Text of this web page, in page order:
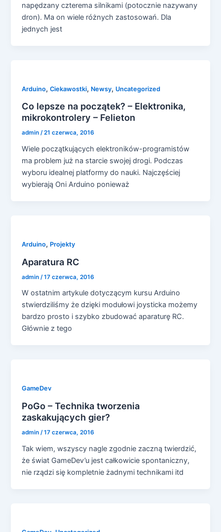
napędzany czterema silnikami (potocznie nazywany
dron). Ma on wiele różnych zastosowań. Dla
jednych jest
Arduino,Ciekawostki, Newsy, Uncategorized
Co lepsze na początek? – Elektronika,
mikrokontrolery – Felieton
admin/21 czerwca, 2016
Wiele początkujących elektroników-programistów
ma problem już na starcie swojej drogi. Podczas
wyboru idealnej platformy do nauki. Najczęściej
wybierają Oni Arduino ponieważ
Arduino, Projekty
Aparatura RC
admin /17 czerwca, 2016
W ostatnim artykule dotyczącym kursu Arduino
stwierdziliśmy że dzięki modułowi joysticka możemy
bardzo prosto i szybko zbudować aparaturę RC.
Głównie z tego
GameDev
PoGo – Technika tworzenia
zaskakujących gier?
admin/17 czerwca, 2016
Tak wiem, wszyscy nagle zgodnie zaczną twierdzić,
że świat GameDev’u jest całkowicie spontaniczny,
nie rządzi się kompletnie żadnymi technikami itd